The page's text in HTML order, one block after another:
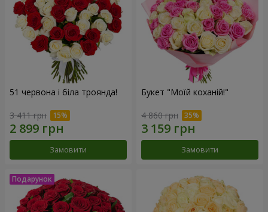
51 червона і біла троянда!
3 411 грн
Замовити
Букет "Моїй коханій!"
4 860 грн
Замовити